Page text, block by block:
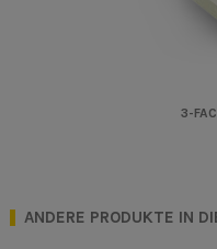
3-
ANDERE PRODUKTE IN